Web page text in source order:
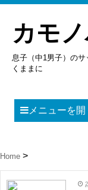
カモ
息子（中1男子）の
くままに
メニューを開
Home